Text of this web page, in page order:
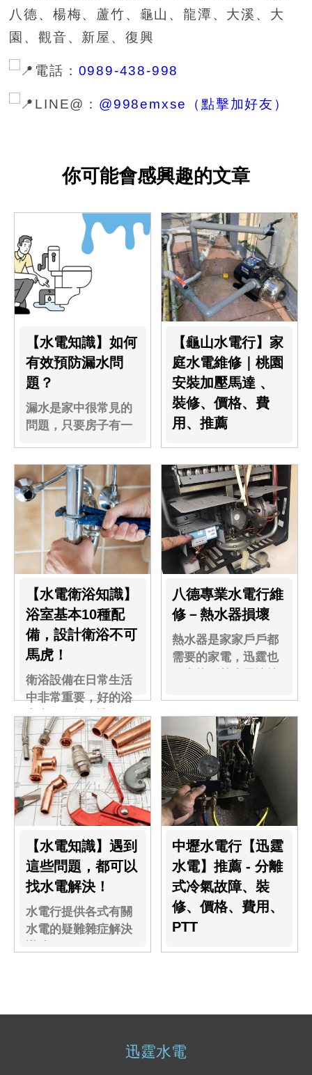
八德、楊梅、蘆竹、龜山、龍潭、大溪、大
園、觀音、新屋、復興
電話： 0989-438-998
LINE@： @998emxse（點擊加好友）
你可能會感興趣的文章
【水電知識】如何
有效預防漏水問
題？
漏水是家中很常見的
問題，只要房子有一
【龜山水電行】家
庭水電維修｜桃園
安裝加壓馬達 、
裝修、價格、費
用、推薦
【水電衛浴知識】
浴室基本10種配
備，設計衛浴不可
馬虎！
衛浴設備在日常生活
中非常重要，好的浴
室空間，能夠讓你....
八德專業水電行維
修－熱水器損壞
熱水器是家家戶戶都
需要的家電，迅霆也
【水電知識】遇到
這些問題，都可以
找水電解決！
水電行提供各式有關
水電的疑難雜症解決
中壢水電行【迅霆
水電】推薦 - 分離
式冷氣故障、裝
修、價格、費用、
PTT
迅霆水電